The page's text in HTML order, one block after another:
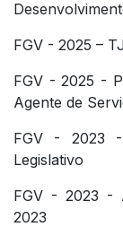
FGV - 2025 –
FGV - 2025 -
Agente de
FGV - 2023 -
Legislativo
FGV - 2023 -
2023